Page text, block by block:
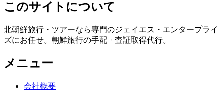
このサイトについて
北朝鮮旅行・ツアーなら専門のジェイエス・エンタープライ
ズにお任せ。朝鮮旅行の手配・査証取得代行。
メニュー
会社概要